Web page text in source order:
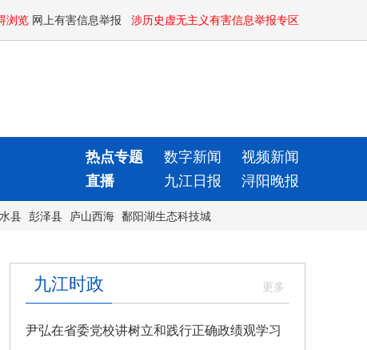
浏览 网上有害信息举报 涉历史虚无主义有害信息举报专区
热点专题 数字新闻
视频新闻
直播 九江日报 浔阳晚报
县 彭泽县 庐山西海 鄱阳湖生态科技城
九江时政
尹弘在省委党校讲树立和践行正确政绩观学习